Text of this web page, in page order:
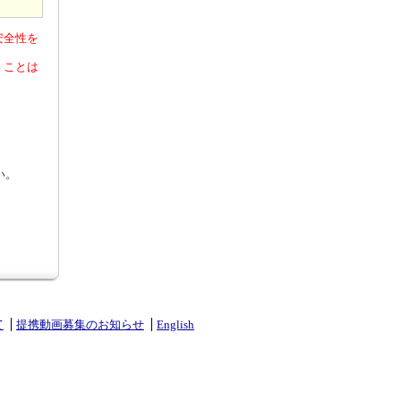
性を
とは
提携動画募集のお知らせ English